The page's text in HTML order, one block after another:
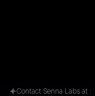
Contact Senna Labs at :